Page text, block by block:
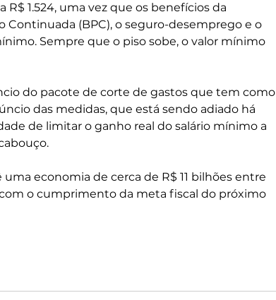
1.524, uma vez que os benefícios da
Continuada (BPC), o seguro-desemprego e o
Sempre que o piso sobe, o valor mínimo
do pacote de corte de gastos que tem como
das medidas, que está sendo adiado há
de limitar o ganho real do salário mínimo a
economia de cerca de R$ 11 bilhões entre
o cumprimento da meta fiscal do próximo